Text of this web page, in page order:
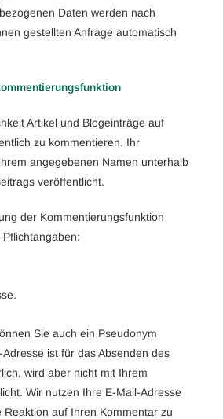
Daten werden nach
gestellten Anfrage automatisch
Artikel und Blogeinträge auf
zu kommentieren. Ihr
angegebenen Namen unterhalb
veröffentlicht.
der Kommentierungsfunktion
Sie auch ein Pseudonym
ist für das Absenden des
wird aber nicht mit Ihrem
Wir nutzen Ihre E-Mail-Adresse
Reaktion auf Ihren Kommentar zu